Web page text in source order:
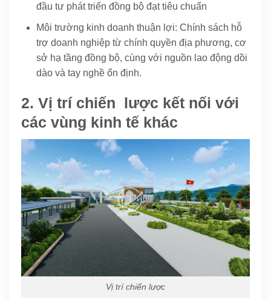
đầu tư phát triển đồng bộ đạt tiêu chuẩn
Môi trường kinh doanh thuận lợi: Chính sách hỗ
trợ doanh nghiệp từ chính quyền địa phương, cơ
sở hạ tầng đồng bộ, cùng với nguồn lao động dồi
dào và tay nghề ổn định.
2. Vị trí chiến lược kết nối với
các vùng kinh tế khác
Vị trí chiến lược